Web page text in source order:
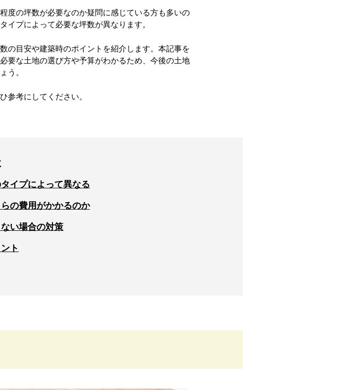
度の坪数が必要なのか疑問に感じている方も多いの
イプによって必要な坪数が異なります。
の目安や建築時のポイントを紹介します。本記事を
要な土地の選び方や予算がわかるため、今後の土地
う。
参考にしてください。
イプによって異なる
の費用がかかるのか
い場合の対策
ト